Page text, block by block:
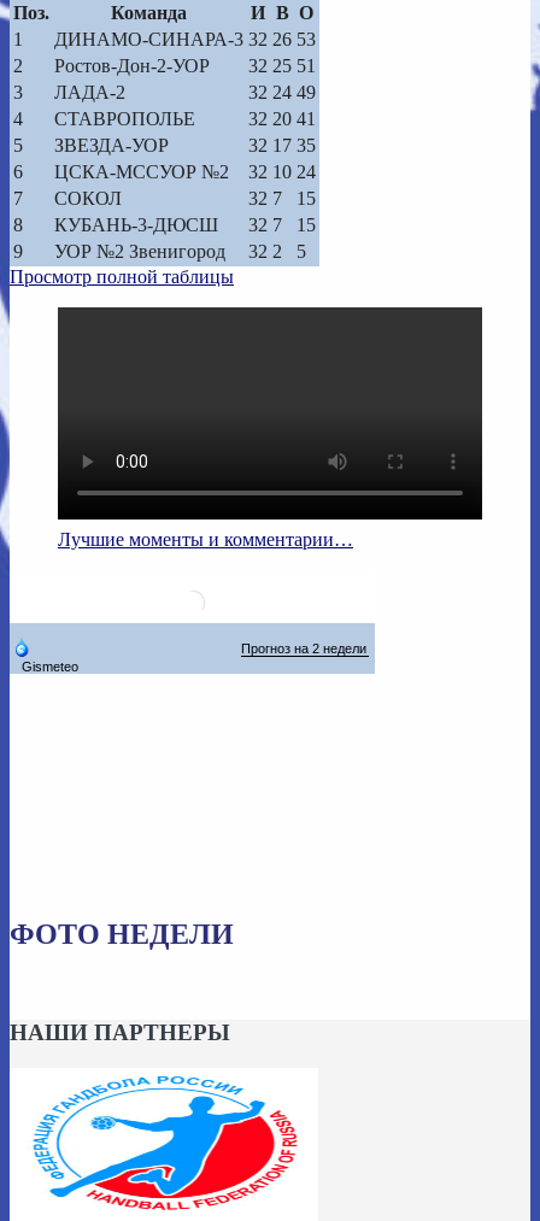
Поз. Команда И В О
1
ДИНАМО-СИНАРА-3 32 26 53
2
Ростов-Дон-2-УОР 32 25 51
3
ЛАДА-2 32 24 49
4
СТАВРОПОЛЬЕ 32 20 41
5
ЗВЕЗДА-УОР 32 17 35
6
ЦСКА-МССУОР №2 32 10 24
7
СОКОЛ 32 7
15
8
КУБАНЬ-3-ДЮСШ 32 7
15
9
УОР №2 Звенигород 32 2
5
Просмотр полной таблицы
Лучшие моменты и комментарии…
ФОТО НЕДЕЛИ
НАШИ ПАРТНЕРЫ